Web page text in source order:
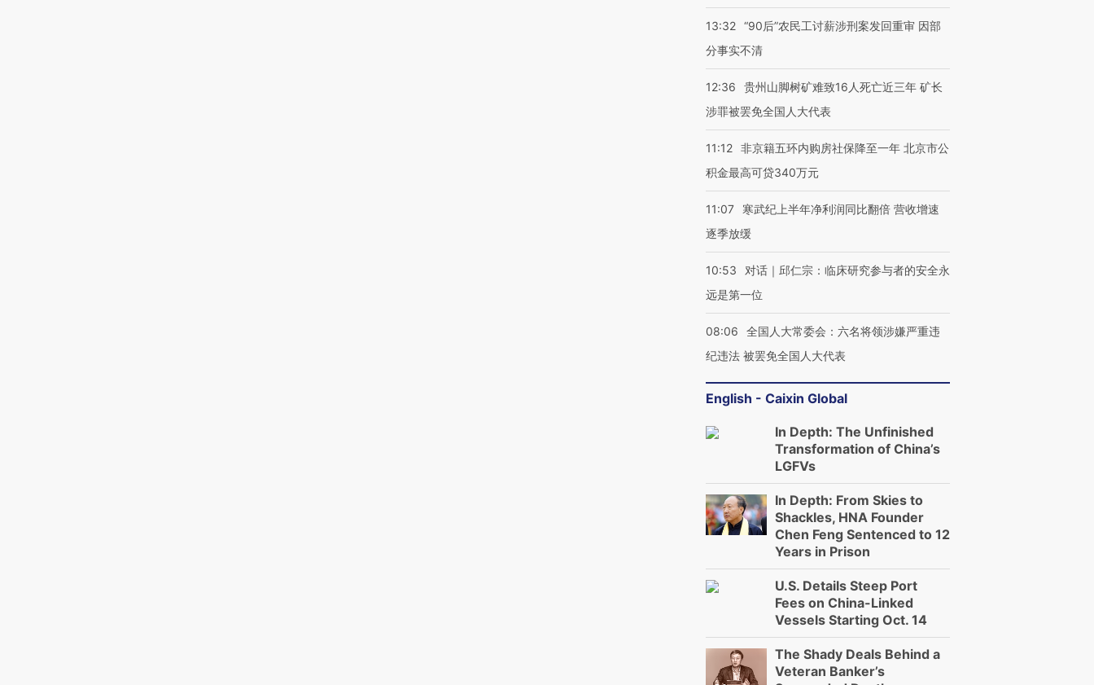
13:32 “90后”农民工讨薪涉刑案发回重审 因部
分事实不清
12:36
贵州山脚树矿难致16人死亡近三年 矿长
涉罪被罢免全国人大代表
11:12 非京籍五环内购房社保降至一年 北京市公
积金最高可贷340万元
11:07
寒武纪上半年净利润同比翻倍 营收增速
逐季放缓
10:53
对话｜邱仁宗：临床研究参与者的安全永
远是第一位
08:06
全国人大常委会：六名将领涉嫌严重违
纪违法 被罢免全国人大代表
English - Caixin Global
In Depth: The Unfinished
Transformation of China’s
LGFVs
In Depth: From Skies to
Shackles, HNA Founder
Chen Feng Sentenced to 12
Years in Prison
U.S. Details Steep Port
Fees on China-Linked
Vessels Starting Oct. 14
The Shady Deals Behind a
Veteran Banker’s